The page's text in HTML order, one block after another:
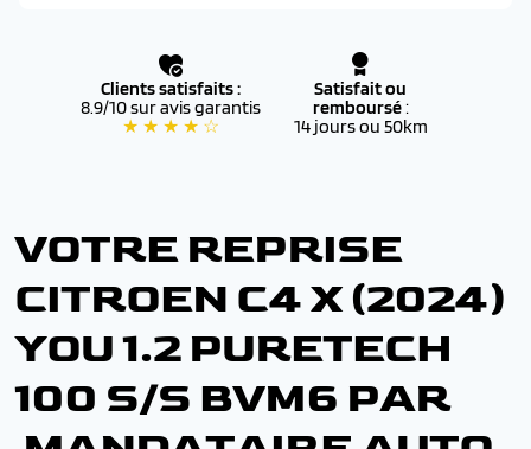
Clients satisfaits :
8.9/10 sur avis garantis
★ ★ ★ ★ ☆
Satisfait ou
remboursé:
14 jours ou 50km
VOTRE REPRISE
CITROEN C4 X (2024)
YOU 1.2 PURETECH
100 S/S BVM6 PAR